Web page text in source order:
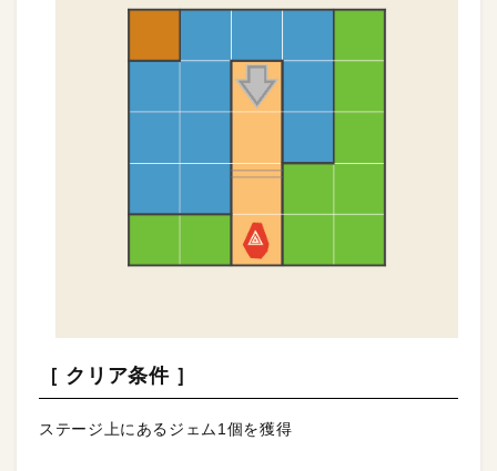
［ クリア条件 ］
ステージ上にあるジェム1個を獲得